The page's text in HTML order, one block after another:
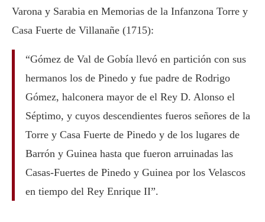
Varona y Sarabia en Memorias de la Infanzona Torre y
Casa Fuerte de Villanañe (1715):
“Gómez de Val de Gobía llevó en partición con sus
hermanos los de Pinedo y fue padre de Rodrigo
Gómez, halconera mayor de el Rey D. Alonso el
Séptimo, y cuyos descendientes fueros señores de la
Torre y Casa Fuerte de Pinedo y de los lugares de
Barrón y Guinea hasta que fueron arruinadas las
Casas-Fuertes de Pinedo y Guinea por los Velascos
en tiempo del Rey Enrique II”.